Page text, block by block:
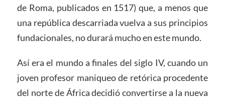
de Roma, publicados en 1517) que, a menos que
una república descarriada vuelva a sus principios
fundacionales, no durará mucho en este mundo.
Así era el mundo a finales del siglo IV, cuando un
joven profesor maniqueo de retórica procedente
del norte de África decidió convertirse a la nueva